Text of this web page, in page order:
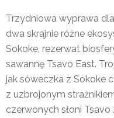
Trzydniowa wyprawa
dwa skrajnie różne
Sokoke, rezerwat
sawannę Tsavo East.
jak sóweczka z Sokoke
z uzbrojonym
czerwonych słoni